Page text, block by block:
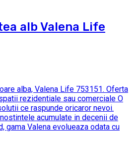
alb Valena Life
alba, Valena Life 753151. Oferta
rezidentiale sau comerciale O
ce raspunde oricaror nevoi.
acumulate in decenii de
gama Valena evolueaza odata cu